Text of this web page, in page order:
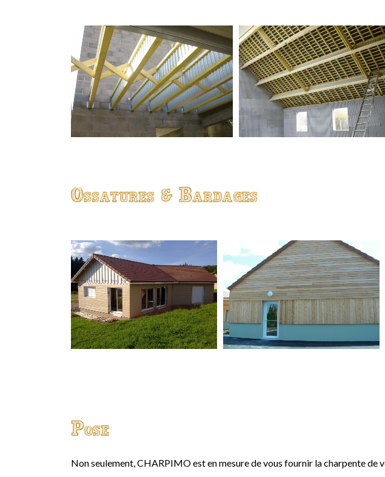
Ossatures & Bardages
Pose
Non seulement, CHARPIMO est en mesure de vous fournir la charpente